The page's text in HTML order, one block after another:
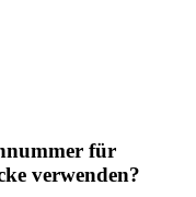
für
verwenden?